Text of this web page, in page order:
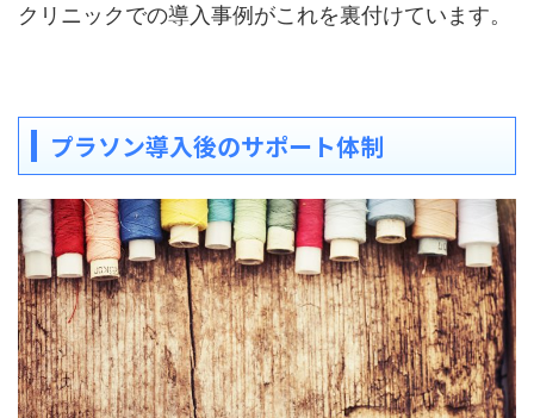
クリニックでの導入事例がこれを裏付けています。
プラソン導入後のサポート体制